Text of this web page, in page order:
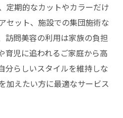
定期的なカットやカラーだけ
セット、施設での集団施術な
訪問美容の利用は家族の負担
育児に追われるご家庭から高
分らしいスタイルを維持しな
加えたい方に最適なサービス